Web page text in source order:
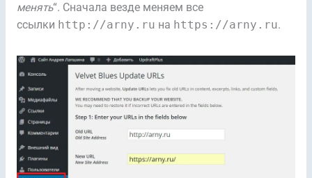
менять“. Сначала везде меняем все
ссылки http://arny.ru на https://arny.ru.